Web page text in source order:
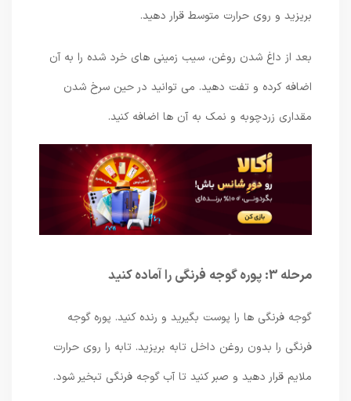
بریزید و روی حرارت متوسط ​​قرار دهید.
بعد از داغ شدن روغن، سیب زمینی های خرد شده را به آن
اضافه کرده و تفت دهید. می توانید در حین سرخ شدن
مقداری زردچوبه و نمک به آن ها اضافه کنید.
مرحله 3: پوره گوجه فرنگی را آماده کنید
گوجه فرنگی ها را پوست بگیرید و رنده کنید. پوره گوجه
فرنگی را بدون روغن داخل تابه بریزید. تابه را روی حرارت
ملایم قرار دهید و صبر کنید تا آب گوجه فرنگی تبخیر شود.